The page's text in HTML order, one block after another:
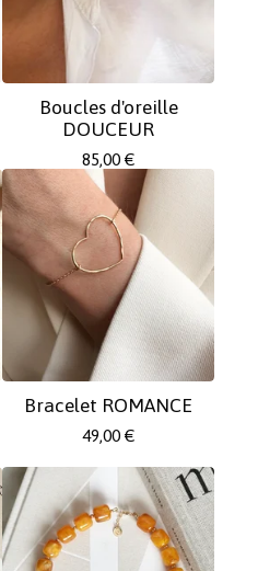
Boucles d'oreille
DOUCEUR
85,00 €
Bracelet ROMANCE
49,00 €